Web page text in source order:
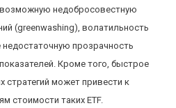
недобросовестную
(greenwashing), волатильность
прозрачность
Кроме того, быстрое
стратегий может привести к
стоимости таких ETF.